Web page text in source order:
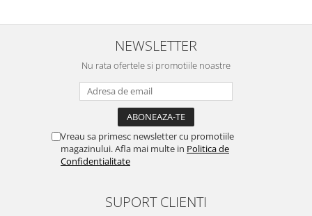
NEWSLETTER
Nu rata ofertele si promotiile noastre
Vreau sa primesc newsletter cu promotiile
magazinului. Afla mai multe in Politica de
Confidentialitate
SUPORT CLIENTI